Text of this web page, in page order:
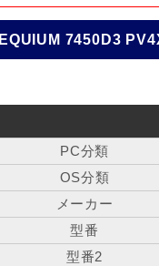
EQUIUM 7450D3
PC分類
OS分類
メーカー
型番
型番2